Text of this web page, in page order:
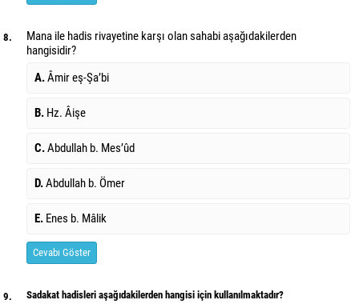
8.
Mana ile hadis rivayetine karşı olan sahabi aşağıdakilerden
hangisidir?
A.Âmir eş-Şa’bi
B. Hz. Âişe
C.Abdullah b. Mes’ûd
D.Abdullah b. Ömer
E. Enes b. Mâlik
Cevabı Göster
9. Sadakat hadisleri aşağıdakilerden hangisi için kullanılmaktadır?